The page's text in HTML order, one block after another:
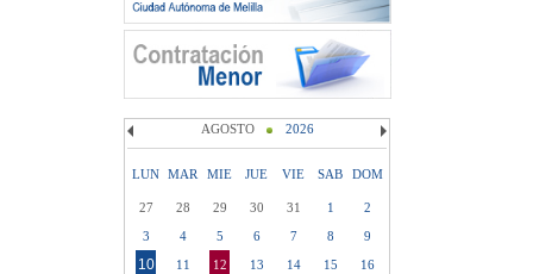
AGOSTO 2026
LUN MAR MIE JUE VIE SAB DOM
27 28 29 30 31 1
2
3
4 5 6 7 8 9
10 11 12 13 14 15
16